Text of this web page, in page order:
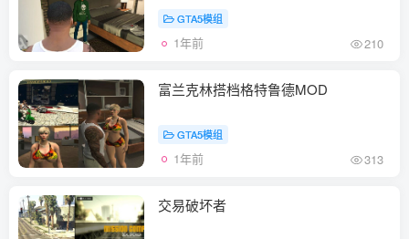
GTA5模组
1年前 210
富兰克林搭档格特鲁德MOD
GTA5模组
1年前 313
交易破坏者